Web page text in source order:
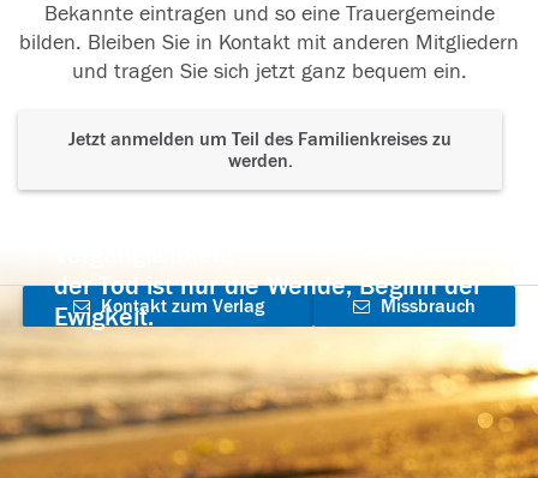
Bekannte eintragen und so eine Trauergemeinde
bilden. Bleiben Sie in Kontakt mit anderen Mitgliedern
und tragen Sie sich jetzt ganz bequem ein.
Jetzt anmelden um Teil des Familienkreises zu
werden.
der Tod ist nur die Wende, Beginn der
Ewigkeit.
Kontakt zum Verlag
aufnehmen
Missbrauch